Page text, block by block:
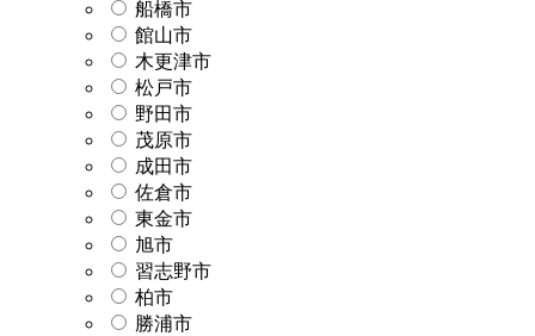
船橋市
館山市
木更津市
松戸市
野田市
茂原市
成田市
佐倉市
東金市
旭市
習志野市
柏市
勝浦市